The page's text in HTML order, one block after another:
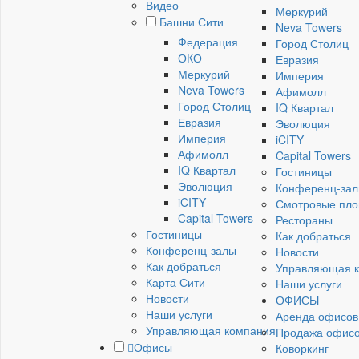
Видео
Башни Сити
Федерация
ОКО
Меркурий
Neva Towers
Город Столиц
Евразия
Империя
Афимолл
IQ Квартал
Эволюция
iCITY
Capital Towers
Гостиницы
Конференц-залы
Как добраться
Карта Сити
Новости
Наши услуги
Управляющая компания
Офисы
Меркурий
Neva Towers
Город Столиц
Евразия
Империя
Афимолл
IQ Квартал
Эволюция
iCITY
Capital Towers
Гостиницы
Конференц-
Смотровые
Рестораны
Как добраться
Новости
Управляющая
Наши услуги
ОФИСЫ
Аренда офисов
Продажа
Коворкинг